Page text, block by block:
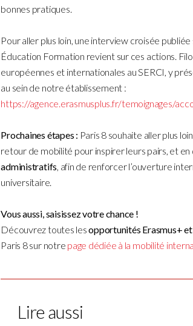
bonnes pratiques.
Pour aller plus loin, une interview croisée
Éducation Formation revient sur ces actions.
européennes et internationales au SERCI, y
au sein de notre établissement :
https://agence.erasmusplus.fr/temoignages/
Prochaines étapes : Paris 8 souhaite aller plus
retour de mobilité pour inspirer leurs pairs, et
administratifs , afin de renforcer l’ouverture
universitaire.
Vous aussi, saisissez votre chance !
Découvrez toutes lesopportunités Erasmus+
Paris 8 sur notre page dédiée à la mobilité
Lire aussi